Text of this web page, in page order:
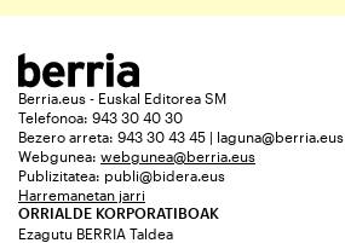
Berria.eus - Euskal Editorea SM
Telefonoa: 943 30 40 30
Bezero arreta: 943 30 43 45 | laguna@berria.eus
Webgunea: webgunea@berria.eus
Publizitatea: publi@bidera.eus
Harremanetan jarri
ORRIALDE KORPORATIBOAK
Ezagutu BERRIA Taldea